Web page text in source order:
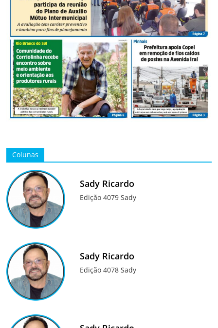
Colunas
Sady Ricardo
Edição 4079 Sady
Sady Ricardo
Edição 4078 Sady